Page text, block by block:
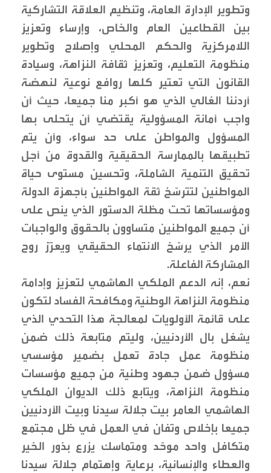
وتطوير الإدارة العامة، وتنظيم العلاقة التشاركية
بين القطاعين العام والخاص، وإرساء وتعزيز
اللامركزية والحكم المحلي وإصلاح وتطوير
منظومة التعليم، وتعزيز ثقافة النزاهة، وسيادة
القانون التي تعتير كلها روافع نوعية لنهضة
أردننا الغالي الذي هو أكبر منا جميعا، حيث أن
واجب أمانة المسؤولية يقتضي أن يتحلى بها
المسؤول والمواطن على حد سواء، وأن يتم
تطبيقها بالممارسة الحقيقية والقدوة من أجل
تحقيق التنمية الشاملة، وتحسين مستوى حياة
المواطنين لتترسّخ ثقة المواطنين بأجهزة الدولة
ومؤسساتها تحت مظلة الدستور الذي ينص على
أن جميع المواطنين متساوون بالحقوق والواجبات
الأمر الذي يرسّخ الانتماء الحقيقي ويعزّز روح
المشاركة الفاعلة.
نعم، إنه الدعم الملكي الهاشمي لتعزيز وإدامة
منظومة النزاهة الوطنية ومكافحة الفساد لتكون
على قائمة الأولويات لمعالجة هذا التحدي الذي
يشغل بال الأردنيين، وليتم متابعة ذلك ضمن
منظومة عمل جادة تعمل بضمير مؤسسي
مسؤول ضمن جهود وطنية من جميع مؤسسات
منظومة النزاهة، ويتابع ذلك الديوان الملكي
الهاشمي العامر بيت جلالة سيدنا وبيت الأردنيين
جميعا بإخلاص وتفان في العمل في ظل مجتمع
متكافل واحد موحّد ومتماسك يزرع بذور الخير
والعطاء والإنسانية، برعاية وإهتمام جلالة سيدنا